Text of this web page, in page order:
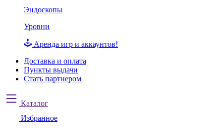
Эндоскопы
Уровни
Аренда игр и аккаунтов!
Доставка и оплата
Пункты выдачи
Стать партнером
Каталог
Избранное